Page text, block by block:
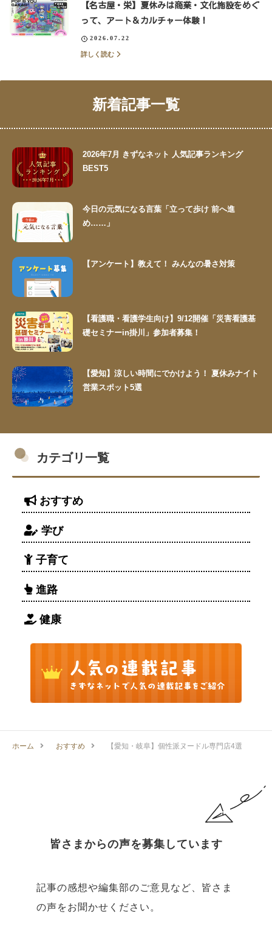
【名古屋・栄】夏休みは商業・文化施設をめぐ
って、アート＆カルチャー体験！
2026.07.22
詳しく読む
新着記事一覧
2026年7月 きずなネット 人気記事ランキング
BEST5
今日の元気になる言葉「立って歩け 前へ進
め……」
【アンケート】教えて！ みんなの暑さ対策
【看護職・看護学生向け】9/12開催「災害看護基
礎セミナーin掛川」参加者募集！
【愛知】涼しい時間にでかけよう！ 夏休みナイト
営業スポット5選
カテゴリ一覧
おすすめ
学び
子育て
進路
健康
ホーム おすすめ 【愛知・岐阜】個性派ヌードル専門店4選
皆さまからの声を募集しています
記事の感想や編集部のご意見など、皆さま
の声をお聞かせください。